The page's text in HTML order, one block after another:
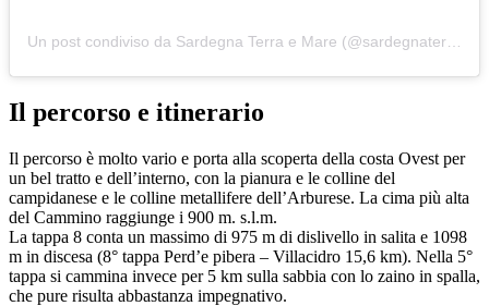
Il percorso e itinerario
Il percorso è molto vario e porta alla scoperta della costa Ovest per
un bel tratto e dell’interno, con la pianura e le colline del
campidanese e le colline metallifere dell’Arburese. La cima più alta
del Cammino raggiunge i 900 m. s.l.m.
La tappa 8 conta un massimo di 975 m di dislivello in salita e 1098
m in discesa (8° tappa Perd’e pibera – Villacidro 15,6 km). Nella 5°
tappa si cammina invece per 5 km sulla sabbia con lo zaino in spalla,
che pure risulta abbastanza impegnativo.